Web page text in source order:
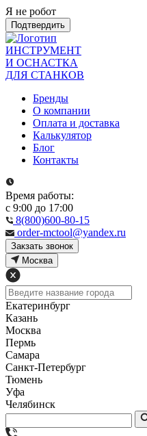
Я не робот
Подтвердить
ИНСТРУМЕНТ
И ОСНАСТКА
ДЛЯ СТАНКОВ
Бренды
О компании
Оплата и доставка
Калькулятор
Блог
Контакты
Время работы:
с 9:00 до 17:00
8(800)600-80-15
order-mctool@yandex.ru
Закзать звонок
Москва
Екатеринбург
Казань
Москва
Пермь
Самара
Санкт-Петербург
Тюмень
Уфа
Челябинск